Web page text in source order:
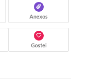
Anexos
Gostei